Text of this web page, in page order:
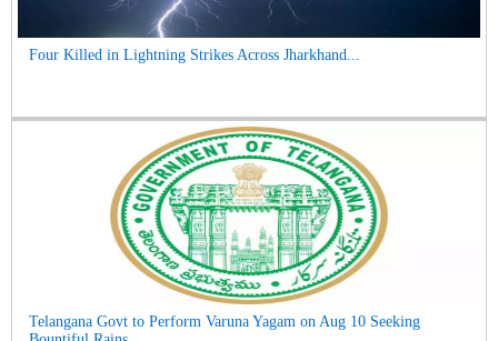
Four Killed in Lightning Strikes Across Jharkhand...
Telangana Govt to Perform Varuna Yagam on Aug 10 Seeking